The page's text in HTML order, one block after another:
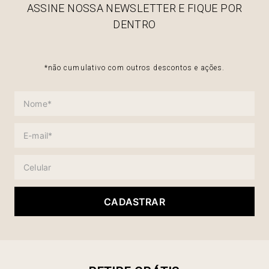
ASSINE NOSSA NEWSLETTER E FIQUE POR
DENTRO
*não cumulativo com outros descontos e ações.
CADASTRAR